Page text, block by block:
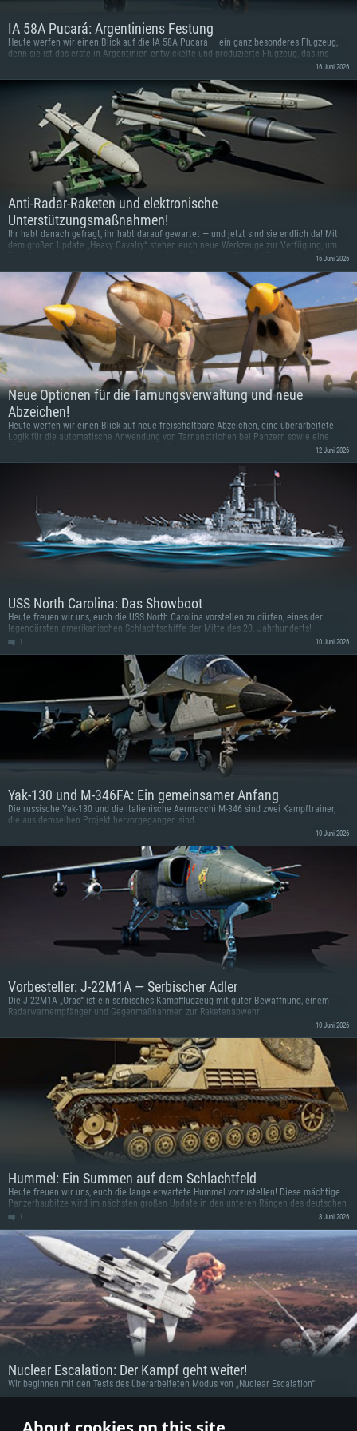
IA 58A Pucará: Argentiniens Festung
Heute werfen wir einen Blick auf die IA 58A Pucará — ein ganz besonderes Flugzeug,
denn sie ist das erste in Argentinien entwickelte und produzierte Flugzeug, das ins
16 Juni 2026
Anti-Radar-Raketen und elektronische
Unterstützungsmaßnahmen!
Ihr habt danach gefragt, ihr habt darauf gewartet — und jetzt sind sie endlich da! Mit
dem großen Update „Heavy Cavalry“ stehen euch neue Werkzeuge zur Verfügung, um
Flugabwehrsysteme zu bekämpfen: Anti-Radar-Raketen (ARM) und Fähigkeiten für
hinzukommen, gewinnt diese Art von Bewaffnung zunehmend an Bedeutung. Neue
Flugabwehrraketensysteme wurden hinzugefügt, und um diese auszuschalten, braucht
es neue Werkzeuge für diese Aufgabe. Außerdem kommt ihr in Nuclear Escalation
schlicht nicht ohne Anti-Radar-Raketen aus! Werfen wir einen Blick darauf, was sie sind
und wie sie funktionieren.
16 Juni 2026
Neue Optionen für die Tarnungsverwaltung und neue
Abzeichen!
Heute werfen wir einen Blick auf neue freischaltbare Abzeichen, eine überarbeitete
Logik für die automatische Anwendung von Tarnanstrichen bei Panzern sowie eine
12 Juni 2026
USS North Carolina: Das Showboot
Heute freuen wir uns, euch die USS North Carolina vorstellen zu dürfen, eines der
legendärsten amerikanischen Schlachtschiffe der Mitte des 20. Jahrhunderts!
10 Juni 2026
Yak-130 und M-346FA: Ein gemeinsamer Anfang
Die russische Yak-130 und die italienische Aermacchi M-346 sind zwei Kampftrainer,
die aus demselben Projekt hervorgegangen sind.
10 Juni 2026
Vorbesteller: J-22M1A — Serbischer Adler
Die J-22M1A „Orao“ ist ein serbisches Kampfflugzeug mit guter Bewaffnung, einem
Radarwarnempfänger und Gegenmaßnahmen zur Raketenabwehr!
10 Juni 2026
Hummel: Ein Summen auf dem Schlachtfeld
Heute freuen wir uns, euch die lange erwartete Hummel vorzustellen! Diese mächtige
Panzerhaubitze wird im nächsten großen Update in den unteren Rängen des deutschen
Forschungsbaums erscheinen.
8 Juni 2026
Nuclear Escalation: Der Kampf geht weiter!
Wir beginnen mit den Tests des überarbeiteten Modus von „Nuclear Escalation“!